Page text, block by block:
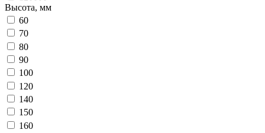
Высота, мм
60
70
80
90
100
120
140
150
160